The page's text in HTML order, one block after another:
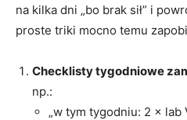
na kilka dni „bo brak sił” i
proste triki mocno temu
Checklisty tygodniowe
np.:
„w tym tygodniu: 2 × lab